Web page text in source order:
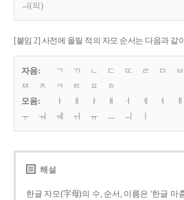
ㅢ(의)
[붙임 2] 사전에 올릴 적의 자모 순서는 다음과 같
자음: ㄱ ㄲ ㄴ ㄷ ㄸ ㄹ ㅁ ㅂ
ㅉ
ㅊ ㅋ ㅌ ㅍ
ㅎ
모음:
ㅏ ㅐ ㅑ ㅒ ㅓ ㅔ ㅕ ㅖ
ㅜ
ㅝ ㅞ ㅟ ㅠ ㅡ ㅢ
해설
한글 자모(字母)의 수, 순서, 이름은 ‘한글 마